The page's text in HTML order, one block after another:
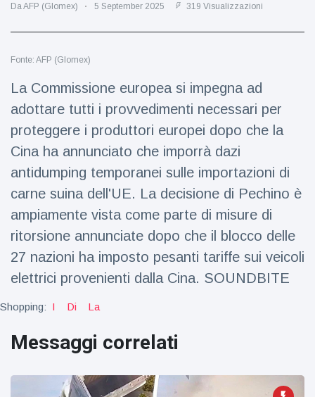
Viaggi e avventura
(77)
Ultime notizie
Sprouse e
Barbara
Palvin
rivelano di
aspettare
una
bambina
15 July
48
Visualizzazioni
Millie Bobby
Brown
incoraggia
sua figlia ad
essere
creativa
Visualizzazioni
Anne
Hathaway
definisce
Holland 'il
sogni’
14 July
29
Da AFP (Glomex) 5 September 2025 319 Visualizzazioni
Fonte: AFP (Glomex)
La Commissione europea si impegna ad
adottare tutti i provvedimenti necessari per
proteggere i produttori europei dopo che la
Cina ha annunciato che imporrà dazi
antidumping temporanei sulle importazioni di
carne suina dell'UE. La decisione di Pechino è
ampiamente vista come parte di misure di
ritorsione annunciate dopo che il blocco delle
27 nazioni ha imposto pesanti tariffe sui veicoli
elettrici provenienti dalla Cina. SOUNDBITE
Shopping: I Di La
Messaggi correlati